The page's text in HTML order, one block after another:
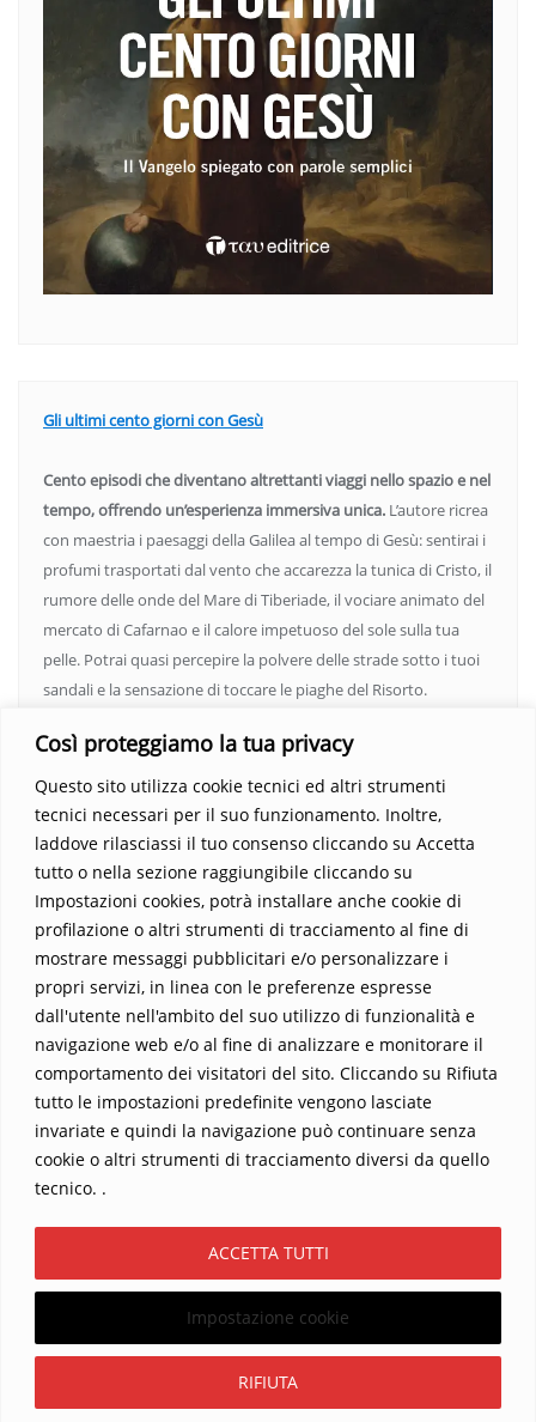
Così proteggiamo la tua privacy
Questo sito utilizza cookie tecnici ed altri strumenti
tecnici necessari per il suo funzionamento. Inoltre,
laddove rilasciassi il tuo consenso cliccando su Accetta
tutto o nella sezione raggiungibile cliccando su
Impostazioni cookies, potrà installare anche cookie di
profilazione o altri strumenti di tracciamento al fine di
mostrare messaggi pubblicitari e/o personalizzare i
propri servizi, in linea con le preferenze espresse
dall'utente nell'ambito del suo utilizzo di funzionalità e
navigazione web e/o al fine di analizzare e monitorare il
comportamento dei visitatori del sito. Cliccando su Rifiuta
tutto le impostazioni predefinite vengono lasciate
invariate e quindi la navigazione può continuare senza
cookie o altri strumenti di tracciamento diversi da quello
tecnico. .
Impostazione cookie
RIFIUTA
ACCETTA TUTTI
Gli ultimi cento giorni con Gesù
Cento episodi che diventano altrettanti viaggi nello spazio e nel
tempo, offrendo un’esperienza immersiva unica. L’autore ricrea
con maestria i paesaggi della Galilea al tempo di Gesù: sentirai i
profumi trasportati dal vento che accarezza la tunica di Cristo, il
rumore delle onde del Mare di Tiberiade, il vociare animato del
mercato di Cafarnao e il calore impetuoso del sole sulla tua
pelle. Potrai quasi percepire la polvere delle strade sotto i tuoi
sandali e la sensazione di toccare le piaghe del Risorto.
vedere oltre i confini del conosciuto. Scopri un mondo in cui
fede e realtà si fondono, rendendo ogni pagina un’esperienza
indimenticabile.Non perdere l’occasione di immergerti in
questo viaggio straordinario. Acquista il libro e lascia che la
Parola trasformi la tua vita.
Home Contatti
Sostieni La Buona Parola – dona 5 €, 10 €, 25 €… il tuo contributo
I viaggi dell’anima
Catechesi
Informativa Privacy
Copyright ©2026 La buona Parola . All rights reserved.
Powered byWordPress &Designed byBizberg Themes